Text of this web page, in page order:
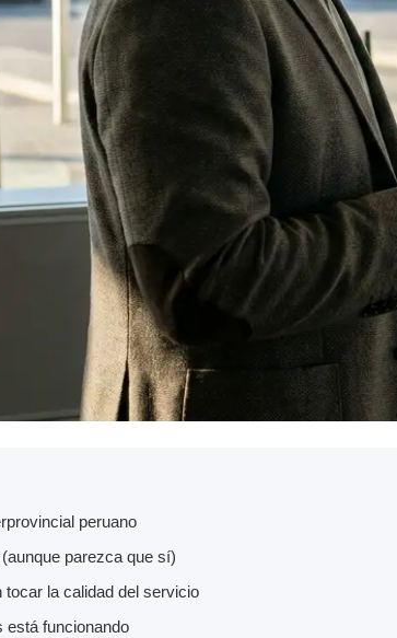
peruano
parezca que sí)
la calidad del servicio
está funcionando